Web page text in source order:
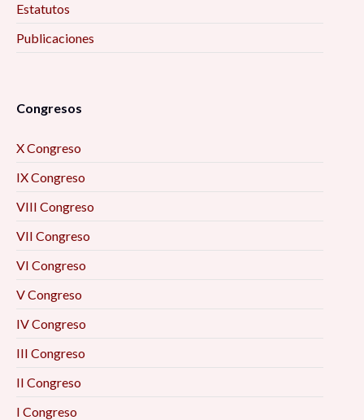
Estatutos
Publicaciones
Congresos
X Congreso
IX Congreso
VIII Congreso
VII Congreso
VI Congreso
V Congreso
IV Congreso
III Congreso
II Congreso
I Congreso